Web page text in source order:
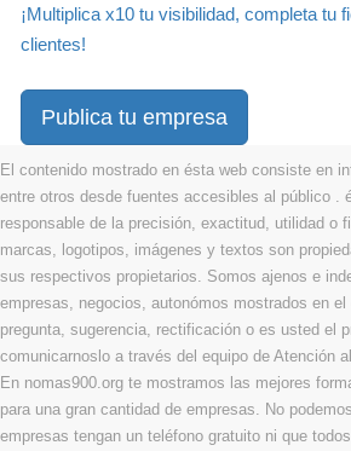
¡Multiplica x10 tu visibilidad, completa tu
clientes!
Publica tu empresa
El contenido mostrado en ésta web consiste en
entre otros desde fuentes accesibles al público .
responsable de la precisión, exactitud, utilidad o
marcas, logotipos, imágenes y textos son
sus respectivos propietarios. Somos ajenos e
empresas, negocios, autonómos mostrados en
pregunta, sugerencia, rectificación o es usted el
comunicarnoslo a través del equipo de Atención
En nomas900.org te mostramos las mejores
para una gran cantidad de empresas. No
empresas tengan un teléfono gratuito ni que